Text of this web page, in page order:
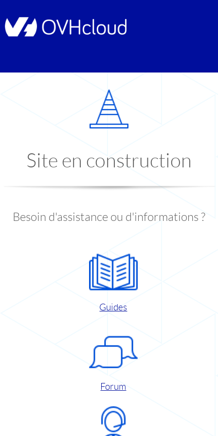
Site en construction
Besoin d'assistance ou d'informations ?
Guides
Forum